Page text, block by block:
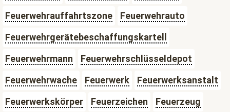
Feuerwehrauffahrtszone
Feuerwehrauto
Feuerwehrgerätebeschaffungskartell
Feuerwehrmann
Feuerwehrschlüsseldepot
Feuerwehrwache
Feuerwerk
Feuerwerksanstalt
Feuerwerkskörper
Feuerzeichen
Feuerzeug